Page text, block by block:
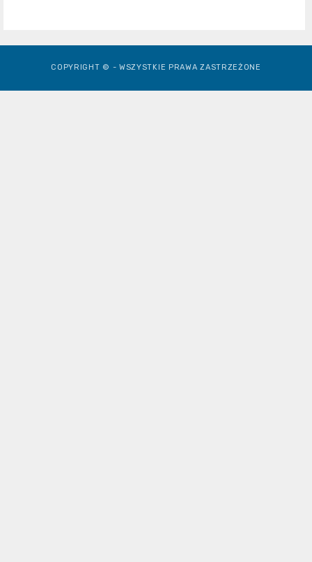
COPYRIGHT © - WSZYSTKIE PRAWA ZASTRZEŻONE